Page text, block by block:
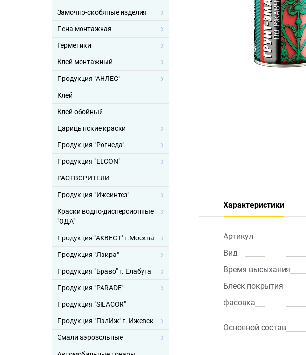
Замочно-скобяные изделия
Пена монтажная
Герметики
Клей монтажный
Продукция "АНЛЕС"
Клей
Клей обойный
Царицынские краски
Продукция "Рогнеда"
Продукция "ELCON"
РАСТВОРИТЕЛИ
Продукция "Ижсинтез"
Краски водно-дисперсионные
"ОДА"
Продукция "АКВЕСТ" г.Москва
Продукция "Лакра"
Продукция "Браво" г. Елабуга
Продукция "PARADE"
Продукция "SILACOR"
Продукция "ПалИж" г. Ижевск
Эмали аэрозольные
Характеристики
Артикул
Вид
Время высыхания
Блеск покрытия
фасовка
Основной состав